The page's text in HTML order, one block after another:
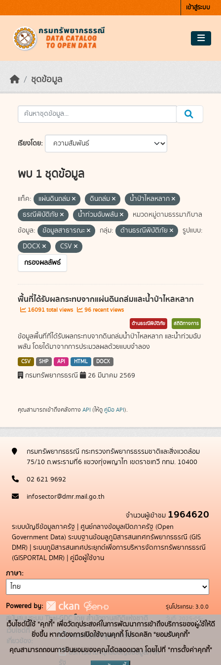
เข้าสู่ระบบ
ชุดข้อมูล
เรียงโดย
พบ 1 ชุดข้อมูล
แท็ค: แผ่นดินถล่ม ดินถล่ม
น้ำป่าไหลหลาก
ธรณีพิบัติภัย
น้ำท่วมฉับพลัน
หมวดหมู่ตามธรรมาภิบาล
ข้อมูล:
ข้อมูลสาธารณะ กลุ่ม: ด้านธรณีพิบัติภัย
รูปแบบ:
DOCX
CSV
กรองผลลัพธ์
พื้นที่ได้รับผลกระทบจากแผ่นดินถล่มและน้ำป่าไหลหลาก
16091 total views 96 recent views
ด้านธรณีพิบัติภัย สถิติทางการ
ข้อมูลพื้นที่ที่ได้รับผลกระทบจากดินถล่มน้ำป่าไหลหลาก และน้ำท่วมฉับ
พลัน โดยได้มาจากการประมวลผลด้วยแบบจำลอง
CSV SHP API HTML DOCX
กรมทรัพยากรธรณี 26 มีนาคม 2569
คุณสามารถเข้าถึงคลังทาง API (ให้ดู คู่มือ API).
กรมทรัพยากรธรณี กระทรวงทรัพยากรธรรมชาติและสิ่งแวดล้อม
75/10 ถ.พระรามที่6 แขวงทุ่งพญาไท เขตราชเทวี กทม. 10400
02 621 9692
infosector@dmr.mail.go.th
จำนวนผู้เข้าชม 1964620
ระบบบัญชีข้อมูลภาครัฐ | ศูนย์กลางข้อมูลเปิดภาครัฐ (Open
Government Data) ระบบฐานข้อมลูภูมิสารสนเทศทรัพยากรธรณี (GIS
DMR) | ระบบภูมิสารสนเทศประยุกต์เพื่อการบริหารจัดการทรัพยากรธรณี
(GISPORTAL DMR) | คู่มือผู้ใช้งาน
ภาษา
Powered by:
สนับสนุนระบบ Thai-GDC โดย สำนักงานสถิติแห่งชาติ
เว็บไซต์ที่
เกี่ยวข้อง:
ระบบบัญชีข้อมูลภาครัฐ
บริการนามานุกรมบัญชีข้อมูลภาค
รัฐ
รุ่นโปรแกรม: 3.0.0
วันที่: 2025-05-
19
เว็บไซต์นี้ใช้ "คุกกี้" เพื่อวัตถุประสงค์ในการพัฒนาการเข้าถึงบริการของผู้ใช้ให้ดี
ยิ่งขึ้น หากต้องการเปิดใช้งานคุกกี้ โปรดคลิก "ยอมรับคุกกี้"
คุณสามารถถอนการยินยอมของคุณได้ตลอดเวลา โดยไปที่ "การตั้งค่าคุกกี้"
x